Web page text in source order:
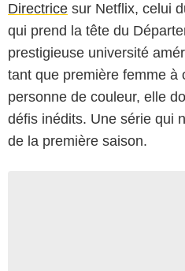
Directrice sur Netflix, celui
qui prend la tête du
prestigieuse université
tant que première femme à
personne de couleur, elle
défis inédits. Une série qui
de la première saison.